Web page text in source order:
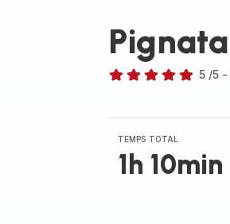
Pignata
étoiles
(moyenne)
5 /5 -
TEMPS TOTAL
1h 10min